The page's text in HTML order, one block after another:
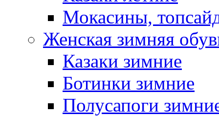
Мокасины,
Женская зимняя
Казаки зимние
Ботинки зимние
Полусапоги